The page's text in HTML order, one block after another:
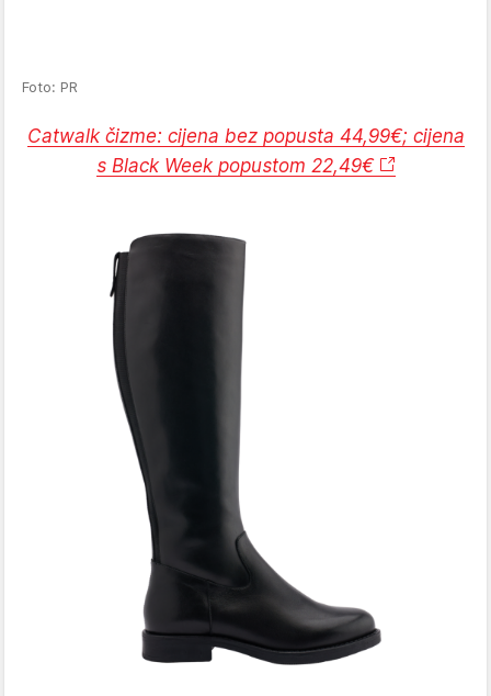
Foto: PR
Catwalk čizme: cijena bez popusta 44,99€; cijena
s Black Week popustom 22,49€